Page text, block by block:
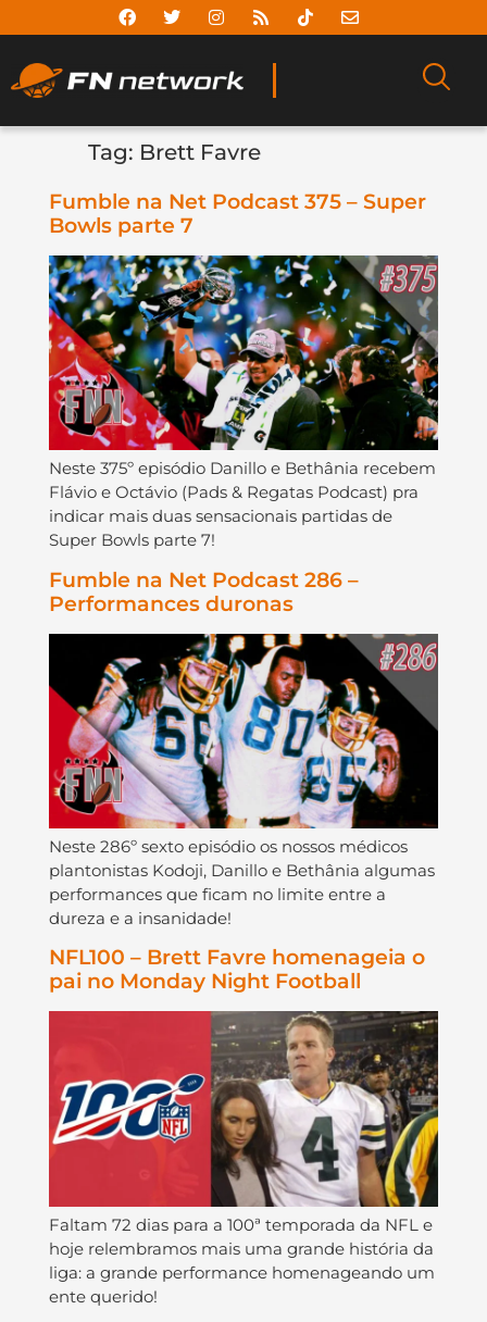
Tag: Brett Favre
Fumble na Net Podcast 375 – Super
Bowls parte 7
Neste 375º episódio Danillo e Bethânia recebem
Flávio e Octávio (Pads & Regatas Podcast) pra
indicar mais duas sensacionais partidas de
Super Bowls parte 7!
Fumble na Net Podcast 286 –
Performances duronas
Neste 286º sexto episódio os nossos médicos
plantonistas Kodoji, Danillo e Bethânia algumas
performances que ficam no limite entre a
dureza e a insanidade!
NFL100 – Brett Favre homenageia o
pai no Monday Night Football
Faltam 72 dias para a 100ª temporada da NFL e
hoje relembramos mais uma grande história da
liga: a grande performance homenageando um
ente querido!